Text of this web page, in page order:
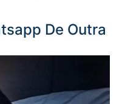
De Outra